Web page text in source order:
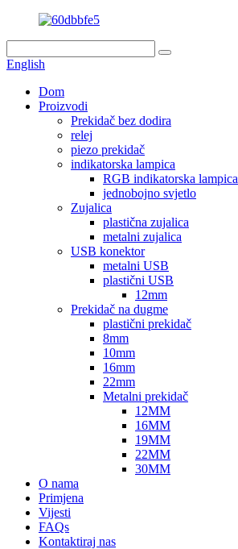
English
Dom
Proizvodi
Prekidač bez dodira
relej
piezo prekidač
indikatorska lampica
RGB indikatorska lampica
jednobojno svjetlo
Zujalica
plastična zujalica
metalni zujalica
USB konektor
metalni USB
plastični USB
12mm
Prekidač na dugme
plastični prekidač
8mm
10mm
16mm
22mm
Metalni prekidač
12MM
16MM
19MM
22MM
30MM
O nama
Primjena
Vijesti
FAQs
Kontaktiraj nas